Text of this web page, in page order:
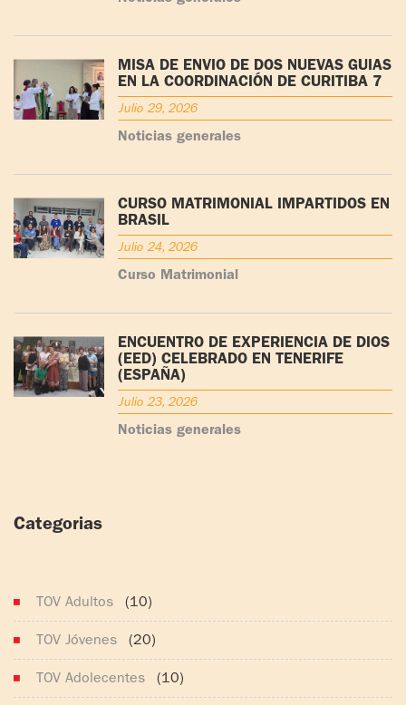
MISA DE ENVÍO DE DOS NUEVAS GUÍAS
EN LA COORDINACIÓN DE CURITIBA 7
Julio 29, 2026
Noticias generales
CURSO MATRIMONIAL IMPARTIDOS EN
BRASIL
Julio 24, 2026
Curso Matrimonial
ENCUENTRO DE EXPERIENCIA DE DIOS
(EED) CELEBRADO EN TENERIFE
(ESPAÑA)
Julio 23, 2026
Noticias generales
Categorias
TOV Adultos (10)
TOV Adolecentes (10)
TOV Jóvenes (20)